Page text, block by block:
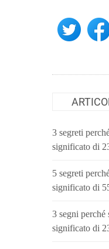
3 segreti
significato di
5 segreti
significato di
3 segni perché
significato di